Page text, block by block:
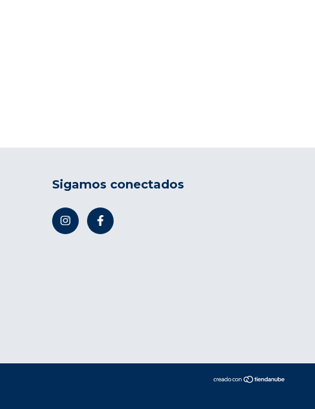
Sigamos conectados